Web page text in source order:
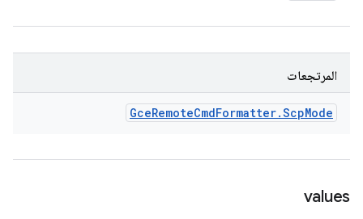
المرتجعات
GceRemoteCmdFormatter.ScpMode
values